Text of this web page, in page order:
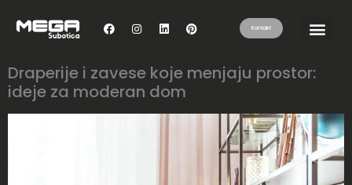
Kontakt
Draperije i zavese koje menjaju prostor:
ideje za moderan dom